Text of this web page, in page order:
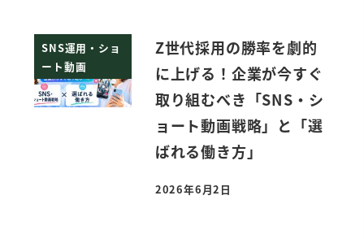
SNS運用・ショ
ート動画
Z世代採用の勝率を劇的
に上げる！企業が今すぐ
取り組むべき「SNS・シ
ョート動画戦略」と「選
ばれる働き方」
投稿日
2026年6月2日